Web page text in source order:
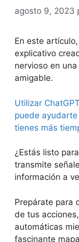
agosto 9, 2023
En este
explicativo
nervioso en
amigable.
Utilizar
puede
tienes más
¿Estás listo
transmite
información a
Prepárate para
de tus
automáticas
fascinante